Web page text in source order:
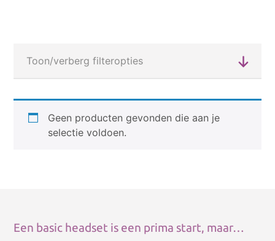
Toon/verberg filteropties
SUBCATEGORIEËN
Accessoires voor headsets
Geen producten gevonden die aan je
selectie voldoen.
Een basic headset is een prima start, maar…